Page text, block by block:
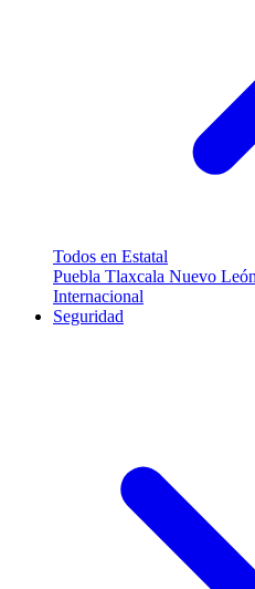
Todos en Estatal
Puebla Tlaxcala Nuevo León
Internacional
Seguridad